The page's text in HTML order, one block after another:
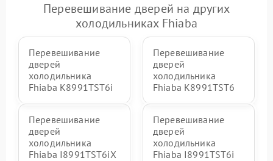
Перевешивание дверей на других
холодильниках Fhiaba
Перевешивание
дверей
холодильника
Fhiaba K8991TST6i
Перевешивание
дверей
холодильника
Fhiaba K8991TST6
Перевешивание
дверей
холодильника
Fhiaba I8991TST6iX
Перевешивание
дверей
холодильника
Fhiaba I8991TST6i